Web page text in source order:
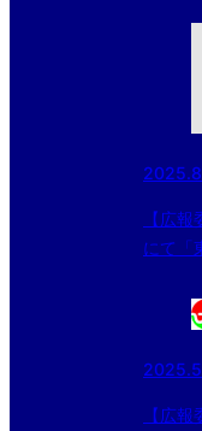
【広
にて「
【広